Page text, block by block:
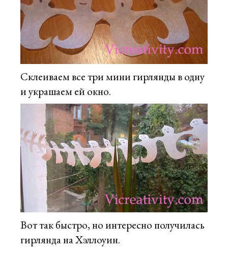
Склеиваем все три мини гирлянды в одну
и украшаем ей окно.
Вот так быстро, но интересно получилась
гирлянда на Хэллоуин.